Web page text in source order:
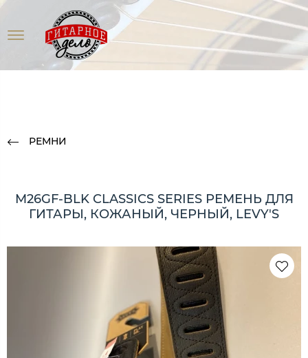
РЕМНИ
M26GF-BLK CLASSICS SERIES РЕМЕНЬ ДЛЯ
ГИТАРЫ, КОЖАНЫЙ, ЧЕРНЫЙ, LEVY'S